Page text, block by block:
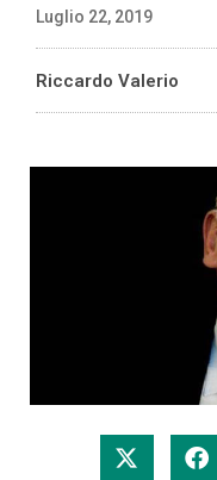
Luglio 22, 2019
Riccardo Valerio